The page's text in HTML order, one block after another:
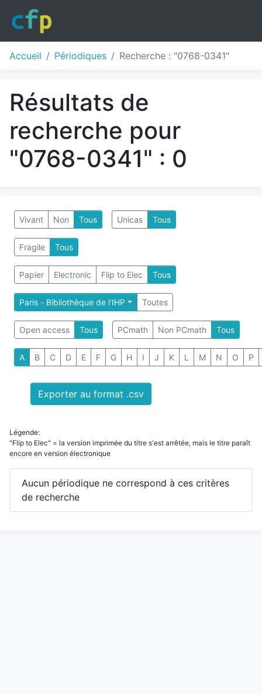
Accueil Périodiques Recherche : "0768-0341"
Résultats de
recherche pour
"0768-0341" : 0
Vivant Non Tous Unicas Tous
Fragile Tous
Papier Electronic Flip to Elec Tous
Paris - Bibliothèque de l'IHP Toutes
Open access Tous PCmath Non PCmath Tous
A B C D E F G H I J K L M N O P
Exporter au format .csv
Légende:
"Flip to Elec" = la version imprimée du titre s'est arrêtée, mais le titre paraît
encore en version électronique
Aucun périodique ne correspond à ces critères
de recherche